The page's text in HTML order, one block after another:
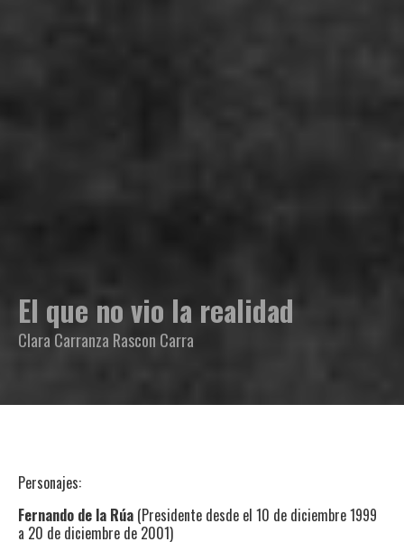
El que no vio la realidad
Clara Carranza Rascon Carra
Personajes:
Fernando de la Rúa (Presidente desde el 10 de diciembre 1999
a 20 de diciembre de 2001)